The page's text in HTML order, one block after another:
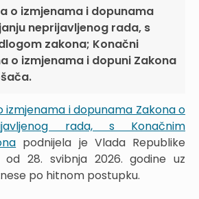
o izmjenama i dopunama
neprijavljenog rada, s
zakona; Konačni
o izmjenama i dopuni Zakona
izmjenama i dopunama Zakona o
rada, s Konačnim
podnijela je Vlada Republike
od 28. svibnja 2026. godine uz
po hitnom postupku.